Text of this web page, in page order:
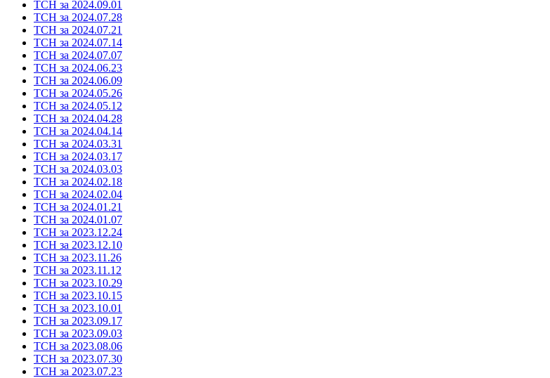
ТСН за 2024.09.01
ТСН за 2024.07.28
ТСН за 2024.07.21
ТСН за 2024.07.14
ТСН за 2024.07.07
ТСН за 2024.06.23
ТСН за 2024.06.09
ТСН за 2024.05.26
ТСН за 2024.05.12
ТСН за 2024.04.28
ТСН за 2024.04.14
ТСН за 2024.03.31
ТСН за 2024.03.17
ТСН за 2024.03.03
ТСН за 2024.02.18
ТСН за 2024.02.04
ТСН за 2024.01.21
ТСН за 2024.01.07
ТСН за 2023.12.24
ТСН за 2023.12.10
ТСН за 2023.11.26
ТСН за 2023.11.12
ТСН за 2023.10.29
ТСН за 2023.10.15
ТСН за 2023.10.01
ТСН за 2023.09.17
ТСН за 2023.09.03
ТСН за 2023.08.06
ТСН за 2023.07.30
ТСН за 2023.07.23